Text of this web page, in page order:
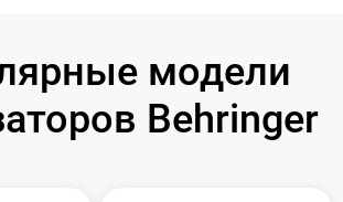
модели
Behringer